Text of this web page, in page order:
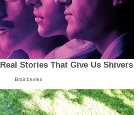
Stories That Give Us Shivers
Brainberries